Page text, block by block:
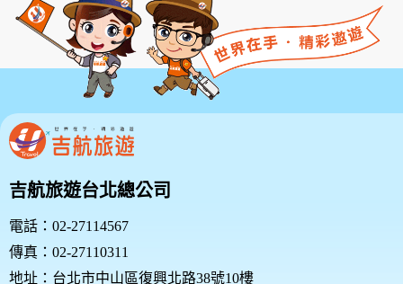
吉航旅遊台北總公司
電話：02-27114567
傳真：02-27110311
地址：台北市中山區復興北路38號10樓